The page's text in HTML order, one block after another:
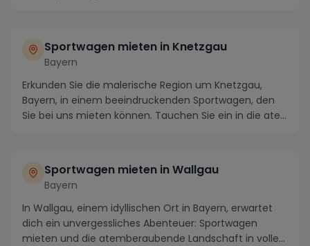
Sportwagen mieten in Knetzgau
Bayern
Erkunden Sie die malerische Region um Knetzgau,
Bayern, in einem beeindruckenden Sportwagen, den
Sie bei uns mieten können. Tauchen Sie ein in die ate...
Sportwagen mieten in Wallgau
Bayern
In Wallgau, einem idyllischen Ort in Bayern, erwartet
dich ein unvergessliches Abenteuer: Sportwagen
mieten und die atemberaubende Landschaft in volle...